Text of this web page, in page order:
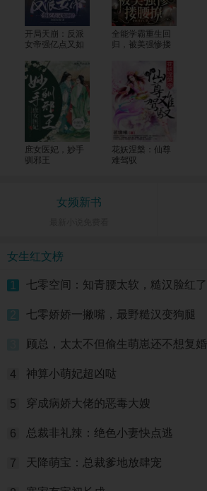
开局天崩：反派
女帝强亿点又如
全能学霸重生回
归，被美强惨搂
庶女医妃，妙手
驯邪王
花妖涅槃：仙尊
难驾驭
女频新书
女生红文榜
1 七零空间：知青腰太软，糙汉脸红了
2 七零娇娇一撇嘴，最野糙汉变狗腿
顾总，太太不但偷生萌崽还不想复婚
4 神算小萌妃超凶哒
5 穿成病娇大佬的恶毒大嫂
6 总裁非礼辣：绝色小妻快点逃
7 天降萌宝：总裁爹地放肆宠